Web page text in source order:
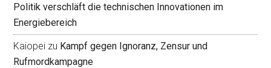
Politik verschläft die technischen Innovationen im
Energiebereich
Kaiopei zu Kampf gegen Ignoranz, Zensur und
Rufmordkampagne